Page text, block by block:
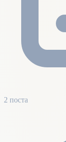
2 поста